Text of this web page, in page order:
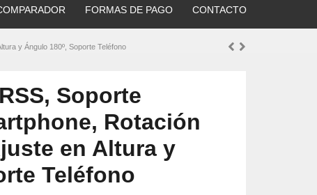
CONTACTO
FORMAS DE PAGO
y Ángulo 180º, Soporte Teléfono
Soporte
Rotación
en Altura y
Teléfono